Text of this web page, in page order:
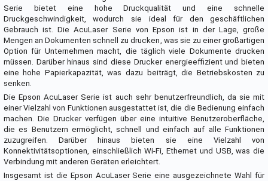
Serie bietet eine hohe Druckqualität und eine schnelle
Druckgeschwindigkeit, wodurch sie ideal für den geschäftlichen
Gebrauch ist. Die AcuLaser Serie von Epson ist in der Lage, große
Mengen an Dokumenten schnell zu drucken, was sie zu einer großartigen
Option für Unternehmen macht, die täglich viele Dokumente drucken
müssen. Darüber hinaus sind diese Drucker energieeffizient und bieten
eine hohe Papierkapazität, was dazu beiträgt, die Betriebskosten zu
senken.
Die Epson AcuLaser Serie ist auch sehr benutzerfreundlich, da sie mit
einer Vielzahl von Funktionen ausgestattet ist, die die Bedienung einfach
machen. Die Drucker verfügen über eine intuitive Benutzeroberfläche,
die es Benutzern ermöglicht, schnell und einfach auf alle Funktionen
zuzugreifen. Darüber hinaus bieten sie eine Vielzahl von
Konnektivitätsoptionen, einschließlich Wi-Fi, Ethernet und USB, was die
Verbindung mit anderen Geräten erleichtert.
Insgesamt ist die Epson AcuLaser Serie eine ausgezeichnete Wahl für